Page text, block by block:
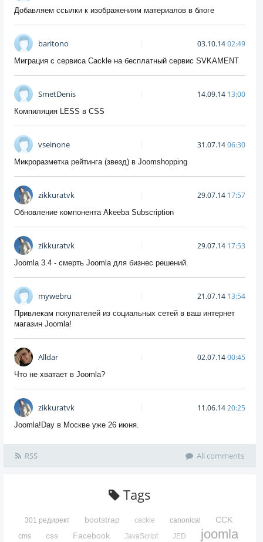
Добавляем ссылки к изображениям материалов в блоге
baritono 03.10.1402:49
Миграция с сервиса Cackle на бесплатный сервис SVKAMENT
SmetDenis 14.09.14 13:00
Компиляция LESS в CSS
vseinone 31.07.1406:30
Микроразметка рейтинга (звезд) в Joomshopping
zikkuratvk 29.07.14 17:57
Обновление компонента Akeeba Subscription
zikkuratvk 29.07.14 17:53
Joomla 3.4 - смерть Joomla для бизнес решений.
mywebru 21.07.14 13:54
Привлекам покупателей из социальных сетей в ваш интернет
магазин Joomla!
Alldar 02.07.1400:45
Что не хватает в Joomla?
zikkuratvk 11.06.1420:25
Joomla!Day в Москве уже 26 июня.
RSS All comments
Tags
301 редирект bootstrap cackle canonical CCK
cms css Facebook JavaScript JED joomla